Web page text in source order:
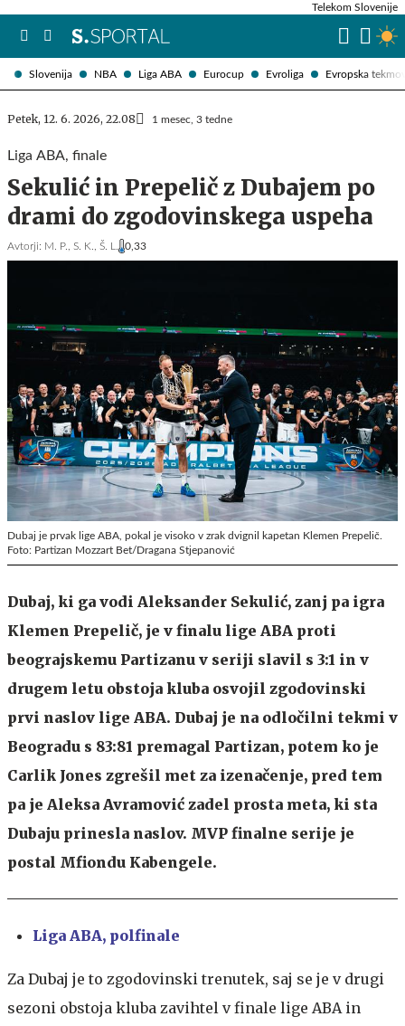
Slovenija NBA Liga ABA Eurocup Evroliga Evropska
Telekom Slovenije
Petek, 12. 6. 2026, 22.08 1 mesec, 3 tedne
Liga ABA, finale
Sekulić in Prepelič z Dubajem po
drami do zgodovinskega uspeha
Avtorji: M. P., S. K., Š. L. 0,33
Dubaj je prvak lige ABA, pokal je visoko v zrak dvignil kapetan Klemen Prepelič.
Foto: Partizan Mozzart Bet/Dragana Stjepanović
Dubaj, ki ga vodi Aleksander Sekulić, zanj pa igra
Klemen Prepelič, je v finalu lige ABA proti
beograjskemu Partizanu v seriji slavil s 3:1 in v
drugem letu obstoja kluba osvojil zgodovinski
prvi naslov lige ABA. Dubaj je na odločilni tekmi v
Beogradu s 83:81 premagal Partizan, potem ko je
Carlik Jones zgrešil met za izenačenje, pred tem
pa je Aleksa Avramović zadel prosta meta, ki sta
Dubaju prinesla naslov. MVP finalne serije je
postal Mfiondu Kabengele.
Liga ABA, polfinale
Za Dubaj je to zgodovinski trenutek, saj se je v drugi
sezoni obstoja kluba zavihtel v finale lige ABA in